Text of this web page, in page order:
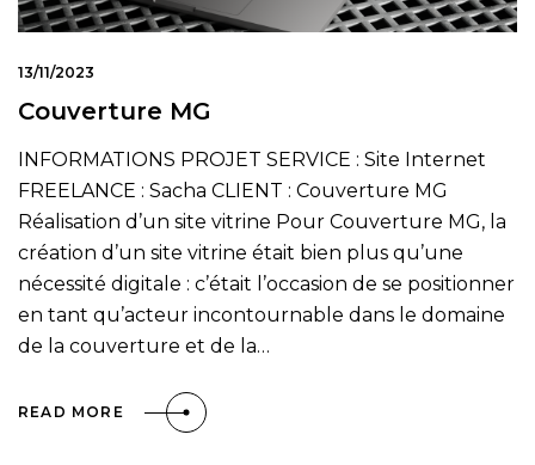
13/11/2023
Couverture MG
INFORMATIONS PROJET SERVICE : Site Internet
FREELANCE : Sacha CLIENT : Couverture MG
Réalisation d’un site vitrine Pour Couverture MG, la
création d’un site vitrine était bien plus qu’une
nécessité digitale : c’était l’occasion de se positionner
en tant qu’acteur incontournable dans le domaine
de la couverture et de la…
READ MORE